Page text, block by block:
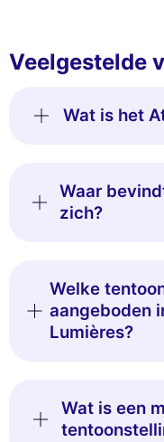
Veelgestelde
Wat is het
Waar
zich?
Welke
aangeboden
Lumières?
Wat is een